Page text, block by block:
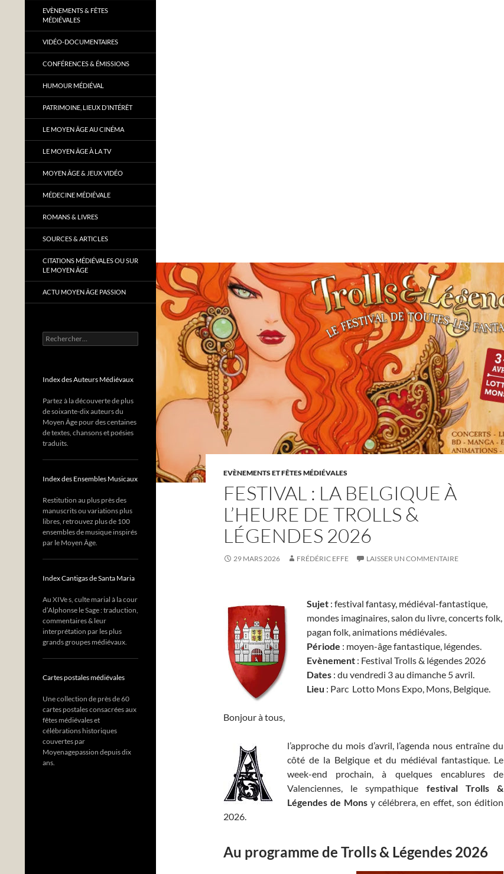
EVÈNEMENTS ET FÊTES MÉDIÉVALES
FESTIVAL : LA BELGIQUE À
L’HEURE DE TROLLS &
LÉGENDES 2026
29 MARS 2026 FRÉDÉRIC EFFE LAISSER UN COMMENTAIRE
Sujet : festival fantasy, médiéval-fantastique,
mondes imaginaires, salon du livre, concerts folk,
pagan folk, animations médiévales.
Période : moyen-âge fantastique, légendes.
Evènement : Festival Trolls & légendes 2026
Dates : du vendredi 3 au dimanche 5 avril.
Lieu : Parc Lotto Mons Expo, Mons, Belgique.
Bonjour à tous,
l’approche du mois d’avril, l’agenda nous entraîne du
côté de la Belgique et du médiéval fantastique. Le
week-end prochain, à quelques encablures de
Valenciennes, le sympathique festival Trolls &
Légendes de Monsy célébrera, en effet, son édition
2026.
Au programme de Trolls & Légendes 2026
EVÈNEMENTS & FÊTES
MÉDIÉVALES
VIDÉO-DOCUMENTAIRES
CONFÉRENCES & ÉMISSIONS
HUMOUR MÉDIÉVAL
PATRIMOINE, LIEUX D’INTÉRÊT
LE MOYEN ÂGE AU CINÉMA
LE MOYEN ÂGE À LA TV
MOYEN ÂGE & JEUX VIDÉO
MÉDECINE MÉDIÉVALE
ROMANS & LIVRES
SOURCES & ARTICLES
CITATIONS MÉDIÉVALES OU SUR
LE MOYEN ÂGE
ACTU MOYEN ÂGE PASSION
Rechercher :
Index des Auteurs Médiévaux
Partez à la découverte de plus
de soixante-dix auteurs du
Moyen Âge pour des centaines
de textes, chansons et poésies
traduits.
Index des Ensembles Musicaux
Restitution au plus près des
manuscrits ou variations plus
libres, retrouvez plus de 100
ensembles de musique inspirés
par le Moyen Âge.
Index Cantigas de Santa Maria
Au XIVe s, culte marial à la cour
d’Alphonse le Sage : traduction,
commentaires & leur
interprétation par les plus
grands groupes médiévaux.
Cartes postales médiévales
Une collection de près de 60
cartes postales consacrées aux
fêtes médiévales et
célébrations historiques
couvertes par
Moyenagepassion depuis dix
ans.